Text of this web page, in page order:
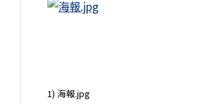
1) 海報.jpg